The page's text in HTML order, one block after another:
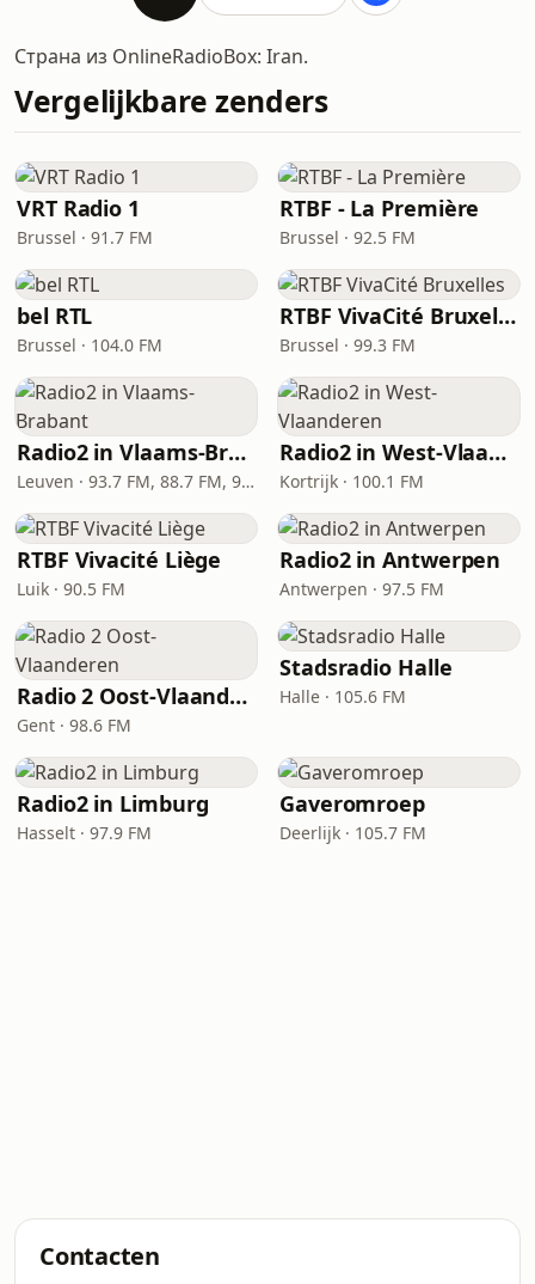
Страна из OnlineRadioBox: Iran.
Vergelijkbare zenders
VRT Radio 1
Brussel · 91.7 FM
RTBF - La Première
Brussel · 92.5 FM
bel RTL
Brussel · 104.0 FM
RTBF VivaCité Bruxelles
Brussel · 99.3 FM
Radio2 in Vlaams-Brabant
Leuven · 93.7 FM, 88.7 FM, 92.4 FM
Radio2 in West-Vlaanderen
Kortrijk · 100.1 FM
RTBF Vivacité Liège
Luik · 90.5 FM
Radio2 in Antwerpen
Antwerpen · 97.5 FM
Radio 2 Oost-Vlaanderen
Gent · 98.6 FM
Stadsradio Halle
Halle · 105.6 FM
Radio2 in Limburg
Hasselt · 97.9 FM
Gaveromroep
Deerlijk · 105.7 FM
Contacten